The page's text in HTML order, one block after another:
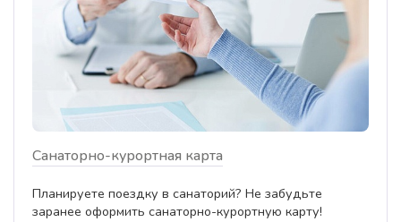
Санаторно-курортная карта
Планируете поездку в санаторий? Не забудьте
заранее оформить санаторно-курортную карту!